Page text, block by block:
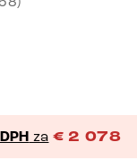
za € 2 078